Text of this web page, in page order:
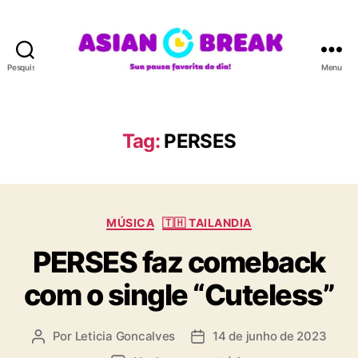
Pesquisar
A
N
R
A
Menu
Tag: PERSES
C
t
e
g
o
MÚSICA 🇹🇭 TAILANDIA
PERSES faz comeback
com o single “Cuteless”
A Por Leticia Goncalves
D 14 de junho de 2023